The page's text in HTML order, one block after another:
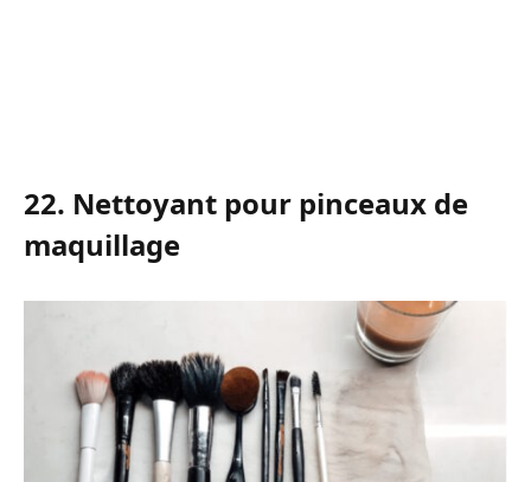
22. Nettoyant pour pinceaux de
maquillage